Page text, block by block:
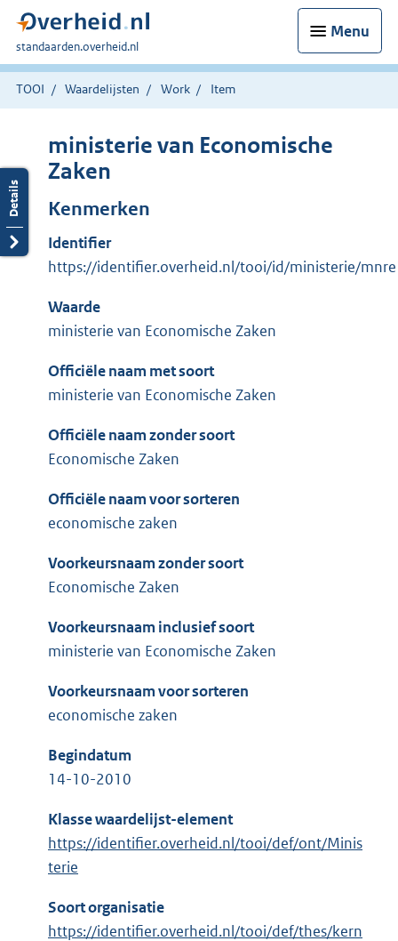
Menu
U
bent
hier:
standaarden.overheid.nl
TOOI Waardelijsten Work Item
ministerie van Economische
Zaken
Kenmerken
Identifier
https://identifier.overheid.nl/tooi/id/ministerie/
Waarde
ministerie van Economische Zaken
Officiële naam met soort
ministerie van Economische Zaken
Officiële naam zonder soort
Economische Zaken
Officiële naam voor sorteren
economische zaken
Voorkeursnaam zonder soort
Economische Zaken
Voorkeursnaam inclusief soort
ministerie van Economische Zaken
Voorkeursnaam voor sorteren
economische zaken
Begindatum
14-10-2010
Klasse waardelijst-element
https://identifier.overheid.nl/tooi/def/ont/Minis
terie
Soort organisatie
https://identifier.overheid.nl/tooi/def/thes/kern